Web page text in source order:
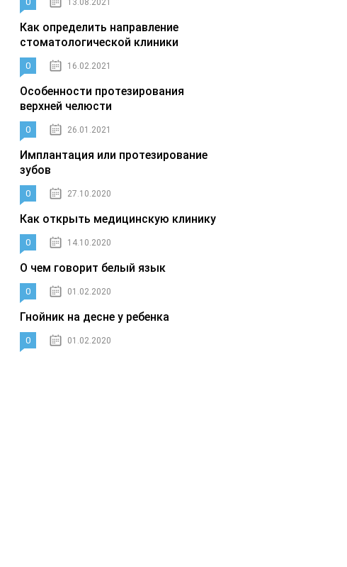
13.08.2021
Как определить направление
стоматологической клиники
0 16.02.2021
Особенности протезирования
верхней челюсти
0 26.01.2021
Имплантация или протезирование
зубов
0 27.10.2020
Как открыть медицинскую клинику
0 14.10.2020
О чем говорит белый язык
0 01.02.2020
Гнойник на десне у ребенка
0 01.02.2020